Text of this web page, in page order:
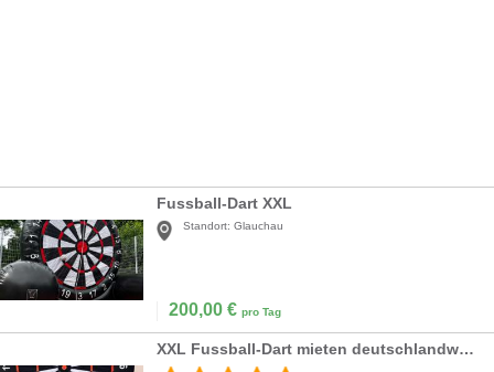
Fussball-Dart XXL
Standort: Glauchau
200,00 € pro Tag
XXL Fussball-Dart mieten deutschlandweiter Versand möglich